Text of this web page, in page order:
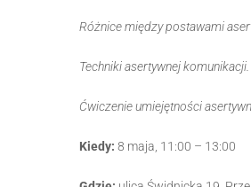
Różnice między postawami
Techniki asertywnej komunikacji.
Ćwiczenie umiejętności
Kiedy: 8 maja, 11:00 – 13:00